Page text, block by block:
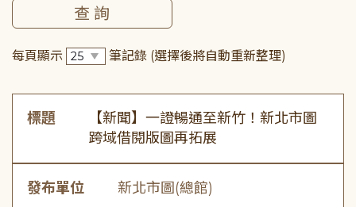
每頁顯示 筆記錄 (選擇後將自動重新整理)
標題
【新聞】一證暢通至新竹！新北市圖
跨域借閱版圖再拓展
發布單位 新北市圖(總館)